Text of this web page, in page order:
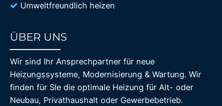
Umweltfreundlich heizen
ÜBER UNS
Wir sind Ihr Ansprechpartner für neue
Heizungssysteme, Modernisierung & Wartung. Wir
finden für SIe die optimale Heizung für Alt- oder
Neubau, Privathaushalt oder Gewerbebetrieb.